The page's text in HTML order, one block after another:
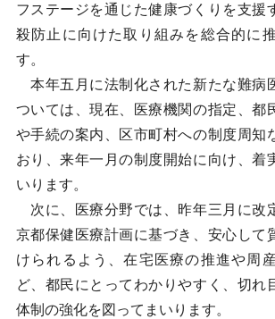
フステージを通じた健康づくりを支援
殺防止に向けた取り組みを総合的に
す。
本年五月に法制化された新たな難病
ついては、現在、医療機関の指定、都
や手続の案内、区市町村への制度周知
おり、来年一月の制度開始に向け、着
いります。
次に、医療分野では、昨年三月に改
京都保健医療計画に基づき、安心して
けられるよう、在宅医療の推進や周
ど、都民にとってわかりやすく、切れ
体制の強化を図ってまいります。